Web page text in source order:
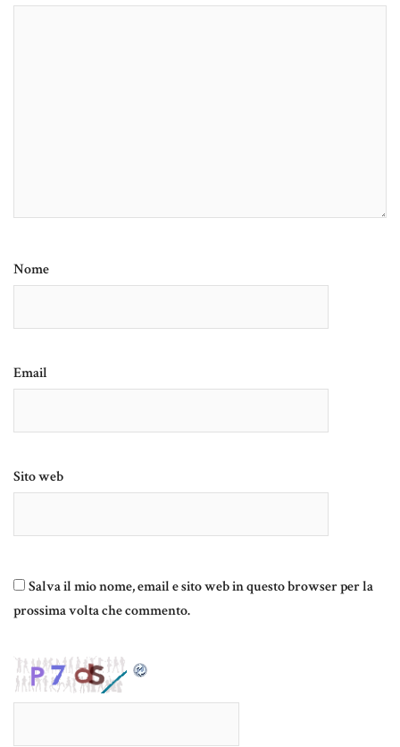
Nome
Email
Sito web
Salva il mio nome, email e sito web in questo browser per la
prossima volta che commento.